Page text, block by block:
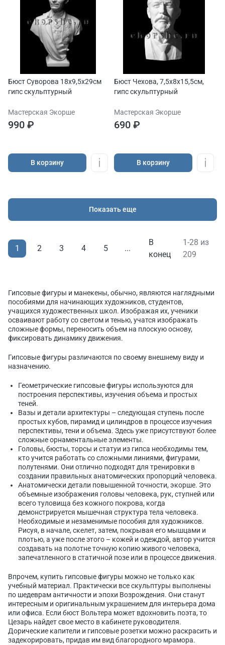
Бюст Суворова 18х9,5х29см
гипс скульптурный
Мастерская Экорше
990 ₽
В корзину
Бюст Чехова, 7,5х8х15,5см,
гипс скульптурный
Мастерская Экорше
690 ₽
В корзину
Показать еще
1 2 3 4 5 ...
В
конец
1-28 из
209
Гипсовые фигуры и манекены, обычно, являются наглядными
пособиями для начинающих художников, студентов,
учащихся художественных школ. Изображая их, ученики
осваивают работу со светом и тенью, учатся изображать
сложные формы, переносить объем на плоскую основу,
фиксировать динамику движения.
Гипсовые фигуры различаются по своему внешнему виду и
назначению.
Геометрические гипсовые фигуры используются для
построения перспективы, изучения объема и простых
теней.
Вазы и детали архитектуры – следующая ступень после
простых кубов, пирамид и цилиндров в процессе изучения
перспективы, тени и объема. Здесь уже присутствуют более
сложные орнаментальные элементы.
Головы, бюсты, торсы и статуи из гипса необходимы тем,
кто учится работать со сложными линиями, фигурами,
полутенями. Они отлично подходят для тренировки в
создании правильных анатомических пропорций человека.
Анатомически детали повышенной точности, экорше. Это
объемные изображения головы человека, рук, ступней или
всего туловища без кожного покрова, когда
демонстрируется мышечная структура тела человека.
Необходимые и незаменимые пособия для художников.
Рисуя, в начале, скелет, затем, покрывая его мышцами и
плотью, а уже после этого – кожей и одеждой, автор учится
создавать на полотне точную копию живого человека,
запечатленного в статичной позе или в процессе движения.
Впрочем, купить гипсовые фигуры можно не только как
учебный материал. Практически все скульптуры выполнены
по шедеврам античности и эпохи Возрождения. Они станут
интересным и оригинальным украшением для интерьера дома
или офиса. Если бюст Вольтера может вдохновить поэта, то
Цезарь найдет свое место в кабинете руководителя.
Дорические капители и гипсовые розетки можно раскрасить и
задекорировать, придав им вид благородного мрамора.